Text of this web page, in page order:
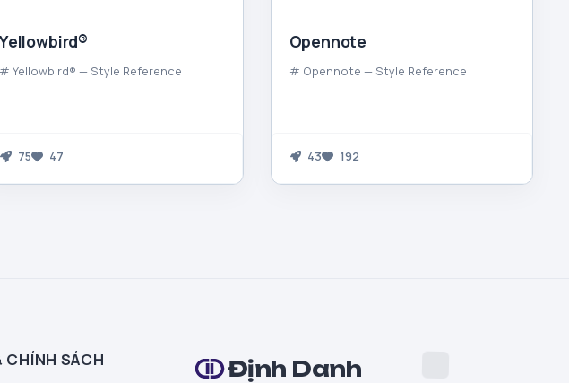
Yellowbird®
# Yellowbird® — Style Reference
75 47
Opennote
# Opennote — Style Reference
43 192
CHÍNH SÁCH Định Danh